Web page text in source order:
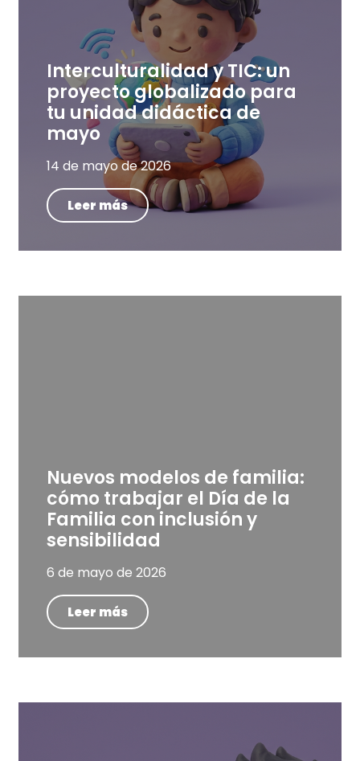
Interculturalidad y TIC: un
proyecto globalizado para
tu unidad didáctica de
mayo
14 de mayo de 2026
Leer más
Nuevos modelos de familia:
cómo trabajar el Día de la
Familia con inclusión y
sensibilidad
6 de mayo de 2026
Leer más